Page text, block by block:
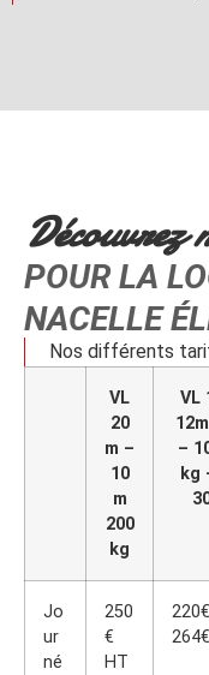
Découvrez
POUR LA
NACELLE
Nos différents
VL
20
m –
10
m
200
kg
VL
–
kg
Jo
ur
né
250
€
HT